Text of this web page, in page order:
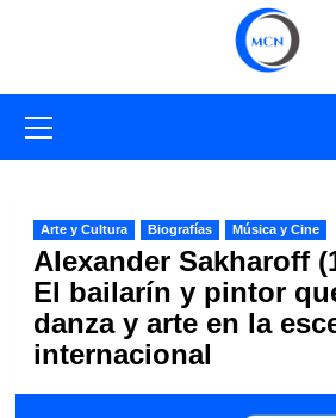
primario
Arte y Cultura Biografías Música y Cine
Alexander Sakharoff
El bailarín y pintor
danza y arte en la
internacional